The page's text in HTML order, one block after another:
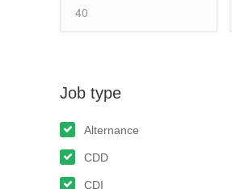
Job type
Alternance
CDD
CDI